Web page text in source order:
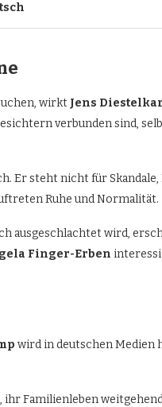
wirkt Jens
verbunden sind,
Er steht nicht für
Ruhe und Normalität.
ausgeschlachtet wird,
Finger-Erben
wird in deutschen Medien
Familienleben